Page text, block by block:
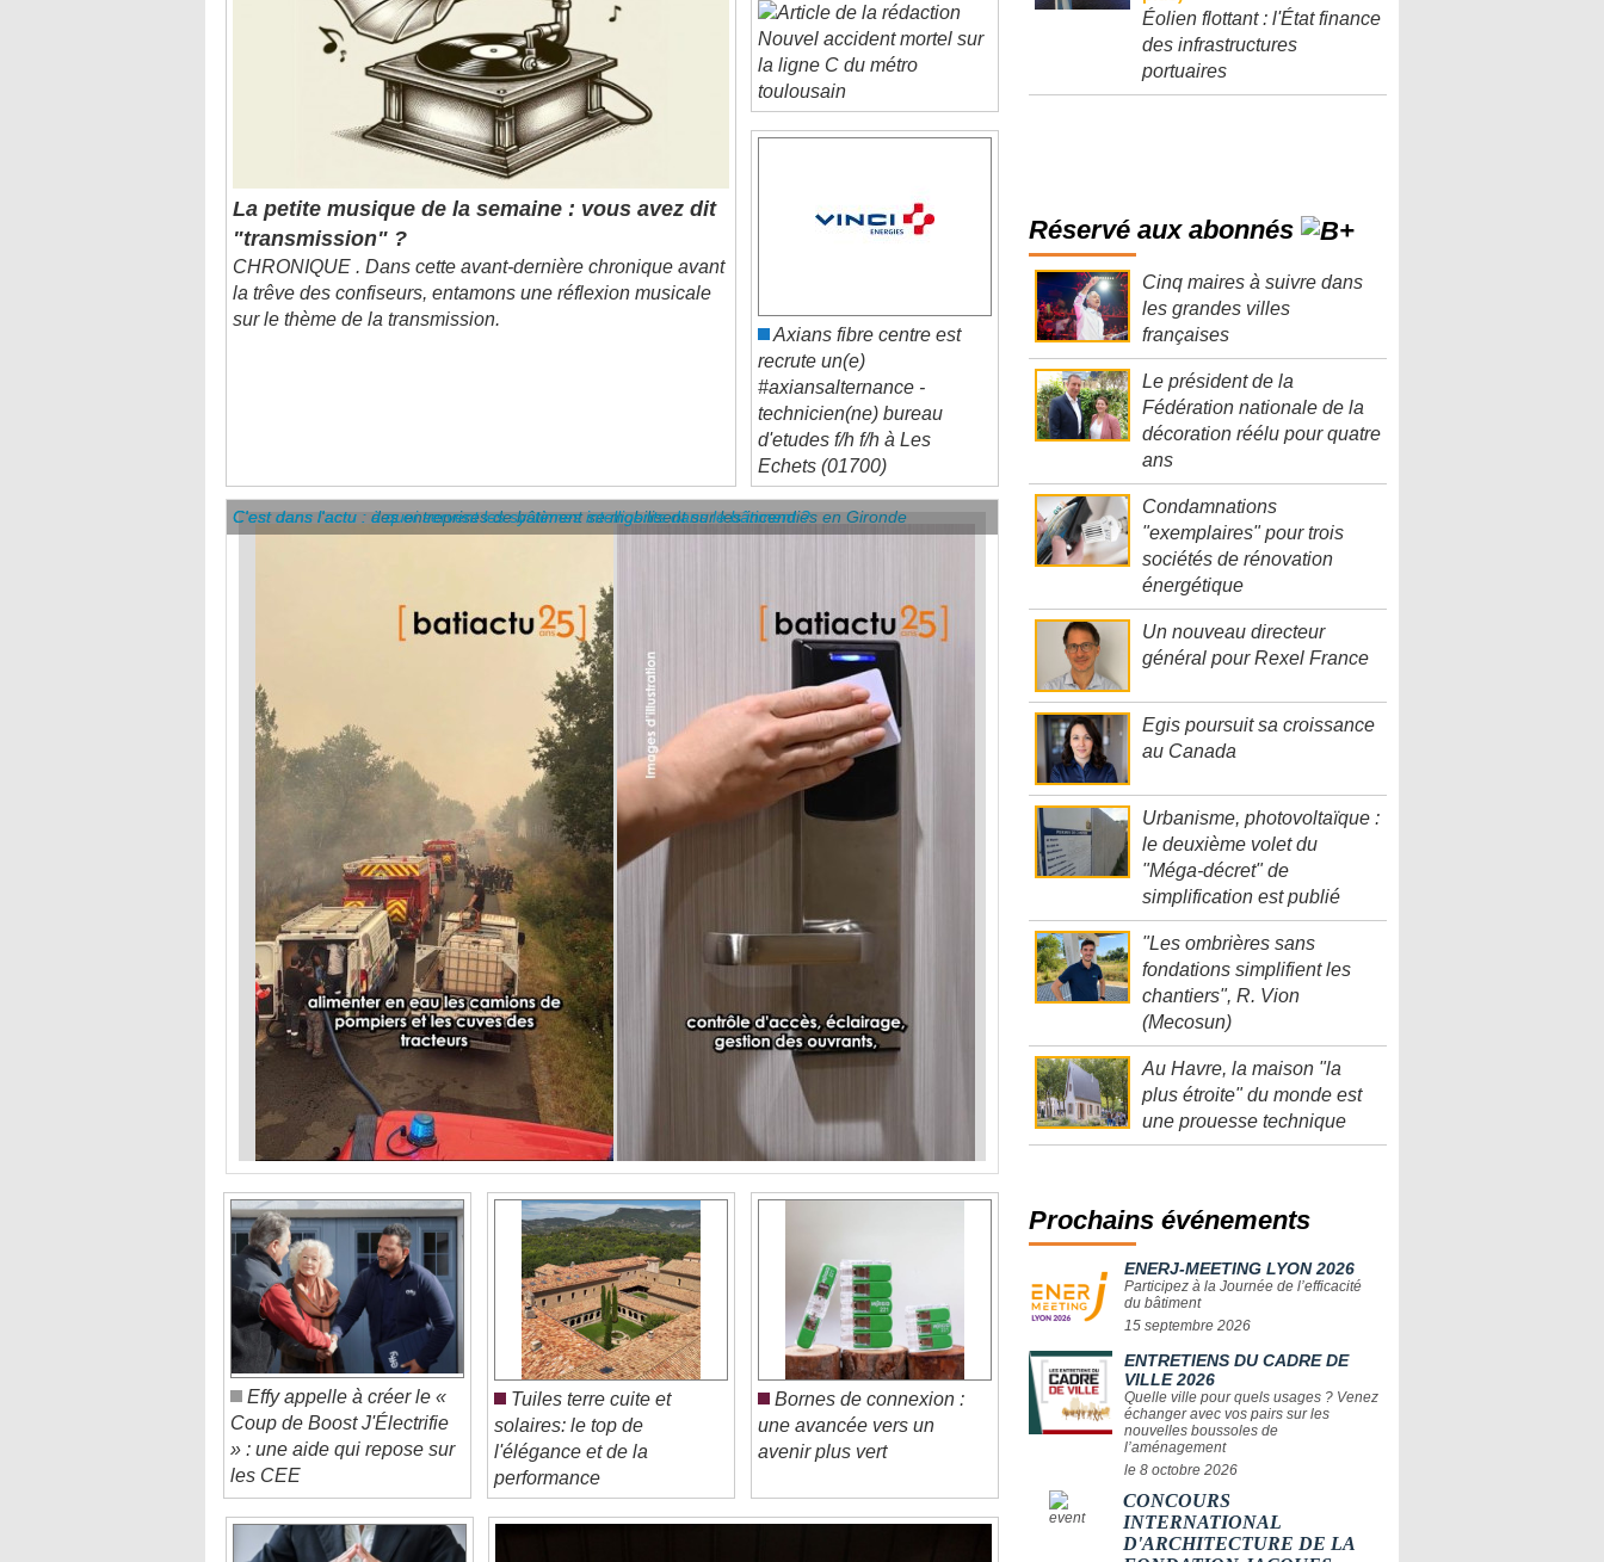
La petite musique de la semaine : vous avez dit
"transmission" ?
CHRONIQUE . Dans cette avant-dernière chronique avant
la trêve des confiseurs, entamons une réflexion musicale
sur le thème de la transmission.
Nouvel accident mortel sur
la ligne C du métro
toulousain
recrute un(e)
#axiansalternance -
technicien(ne) bureau
d'etudes f/h f/h à Les
Echets (01700)
C'est dans l'actu : des entreprises de bâtiment se mobilisent sur les incendies en Gironde
C'est dans l'actu : à quoi servent les systèmes intelligents dans le bâtiment ?
Effy appelle à créer le «
Coup de Boost J'Électrifie
» : une aide qui repose sur
les CEE
Tuiles terre cuite et
solaires: le top de
l'élégance et de la
performance
Bornes de connexion :
une avancée vers un
avenir plus vert
Éolien flottant : l'État finance
des infrastructures
portuaires
Réservé aux abonnés
Cinq maires à suivre dans
les grandes villes
françaises
Le président de la
Fédération nationale de la
décoration réélu pour quatre
ans
Condamnations
"exemplaires" pour trois
sociétés de rénovation
énergétique
Un nouveau directeur
général pour Rexel France
Egis poursuit sa croissance
au Canada
Urbanisme, photovoltaïque :
le deuxième volet du
"Méga-décret" de
simplification est publié
"Les ombrières sans
fondations simplifient les
chantiers", R. Vion
(Mecosun)
Au Havre, la maison "la
plus étroite" du monde est
une prouesse technique
Prochains événements
ENERJ-MEETING LYON 2026
Participez à la Journée de l’efficacité
du bâtiment
15 septembre 2026
ENTRETIENS DU CADRE DE
VILLE 2026
Quelle ville pour quels usages ? Venez
échanger avec vos pairs sur les
nouvelles boussoles de
l’aménagement
le 8 octobre 2026
CONCOURS
INTERNATIONAL
D'ARCHITECTURE DE LA